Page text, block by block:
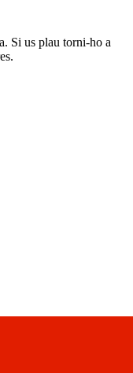
Si us plau torni-ho a